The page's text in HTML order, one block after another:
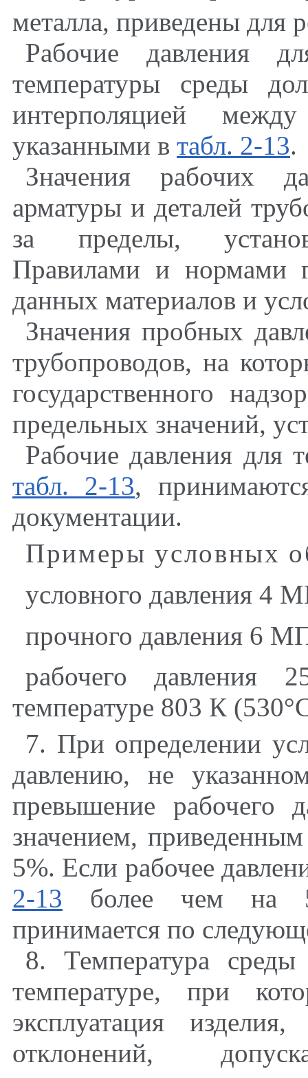
металла, приведены для
Рабочие давления
температуры среды
интерполяцией
указанными в табл. 2-13.
Значения рабочих
арматуры и деталей
за пределы,
Правилами и нормами
данных материалов и
Значения пробных
трубопроводов, на
государственного
предельных значений,
Рабочие давления для
табл. 2-13,
документации.
Примеры условных
условного давления 4
прочного давления 6
рабочего
температуре 803 К
7. При определении
давлению, не
превышение рабочего
значением,
5%. Если рабочее
2-13 более чем на
принимается по
8. Температура
температуре, при
эксплуатация
отклонений,